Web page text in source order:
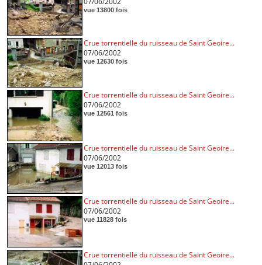
vue 13800 fois
Crue torrentielle du ruisseau de Saint Geoire...
07/06/2002
vue 12630 fois
Crue torrentielle du ruisseau de Saint Geoire...
07/06/2002
vue 12561 fois
Crue torrentielle du ruisseau de Saint Geoire...
07/06/2002
vue 12013 fois
Crue torrentielle du ruisseau de Saint Geoire...
07/06/2002
vue 11828 fois
Crue torrentielle du ruisseau de Saint Geoire...